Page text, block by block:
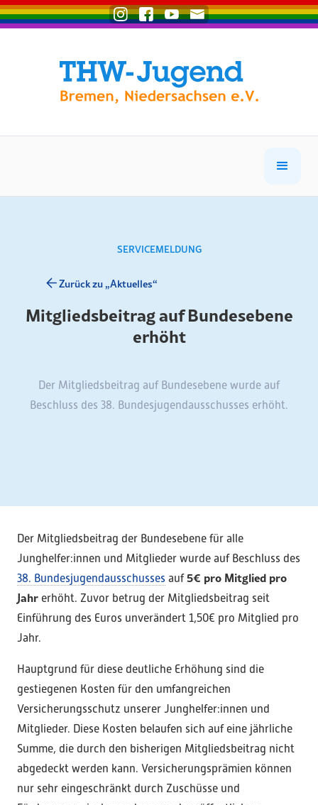
SERVICEMELDUNG
Mitgliedsbeitrag auf Bundesebene
erhöht
Der Mitgliedsbeitrag auf Bundesebene wurde auf
Beschluss des 38. Bundesjugendausschusses erhöht.
Zurück zu „Aktuelles“
Der Mitgliedsbeitrag der Bundesebene für alle
Junghelfer:innen und Mitglieder wurde auf Beschluss des
38. Bundesjugendausschusses auf5€ pro Mitglied pro
Jahr erhöht. Zuvor betrug der Mitgliedsbeitrag seit
Einführung des Euros unverändert 1,50€ pro Mitglied pro
Jahr.
Hauptgrund für diese deutliche Erhöhung sind die
gestiegenen Kosten für den umfangreichen
Versicherungsschutz unserer Junghelfer:innen und
Mitglieder. Diese Kosten belaufen sich auf eine jährliche
Summe, die durch den bisherigen Mitgliedsbeitrag nicht
abgedeckt werden kann. Versicherungsprämien können
nur sehr eingeschränkt durch Zuschüsse und